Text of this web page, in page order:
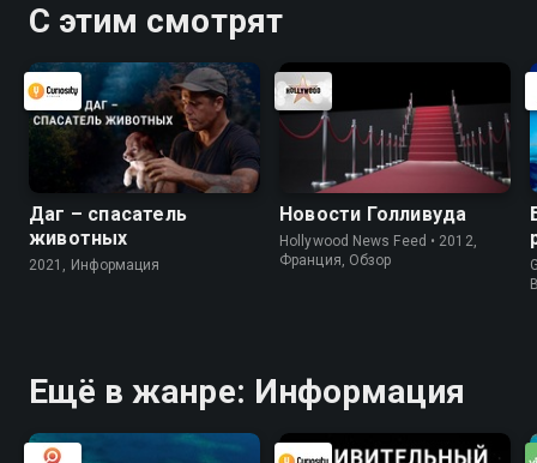
С этим смотрят
Даг – спасатель
животных
2021, Информация
Новости Голливуда
Hollywood News Feed • 2012,
Франция, Обзор
Ещё в жанре: Информация